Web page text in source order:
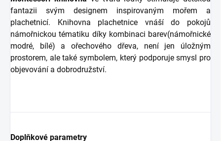
fantazii svým designem inspirovaným mořem a
plachetnicí. Knihovna plachetnice vnáší do pokojů
námořnickou tématiku díky kombinaci barev(námořnické
modré, bílé) a ořechového dřeva, není jen úložným
prostorem, ale také symbolem, který podporuje smysl pro
objevování a dobrodružství.
Doplňkové parametry